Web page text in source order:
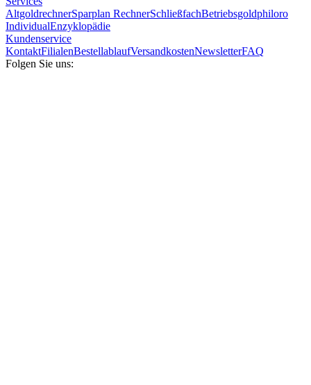
AltgoldrechnerSparplan RechnerSchließfachBetriebsgoldphiloro
IndividualEnzyklopädie
Kundenservice
KontaktFilialenBestellablaufVersandkostenNewsletterFAQ
Folgen Sie uns: